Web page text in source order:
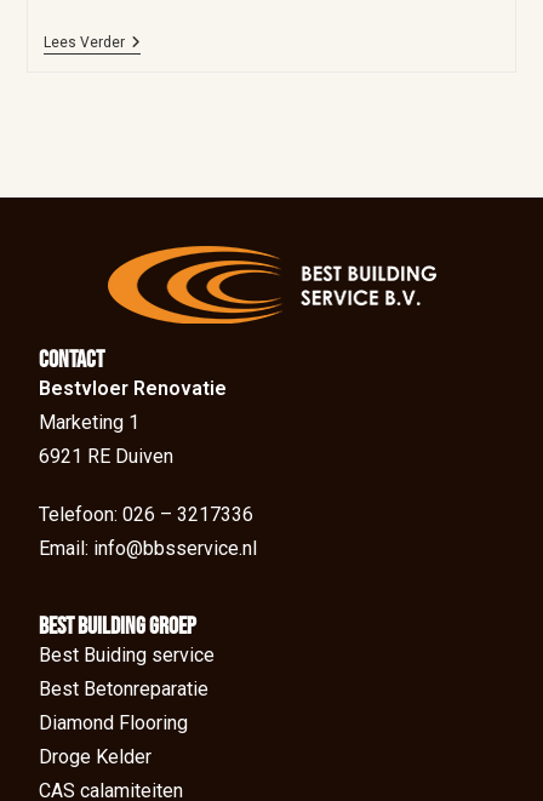
Lees Verder
Contact
Bestvloer Renovatie
Marketing 1
6921 RE Duiven
Telefoon: 026 – 3217336
Email: info@bbsservice.nl
BEst Building groep
Best Buiding service
Best Betonreparatie
Diamond Flooring
Droge Kelder
CAS calamiteiten